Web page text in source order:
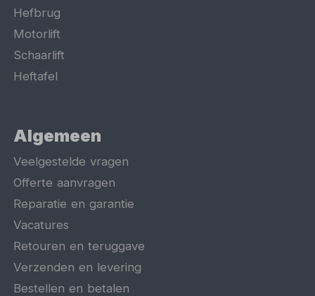
Hefbrug
Motorlift
Schaarlift
Heftafel
Algemeen
Veelgestelde vragen
Offerte aanvragen
Reparatie en garantie
Vacatures
Retouren en teruggave
Verzenden en levering
Bestellen en betalen